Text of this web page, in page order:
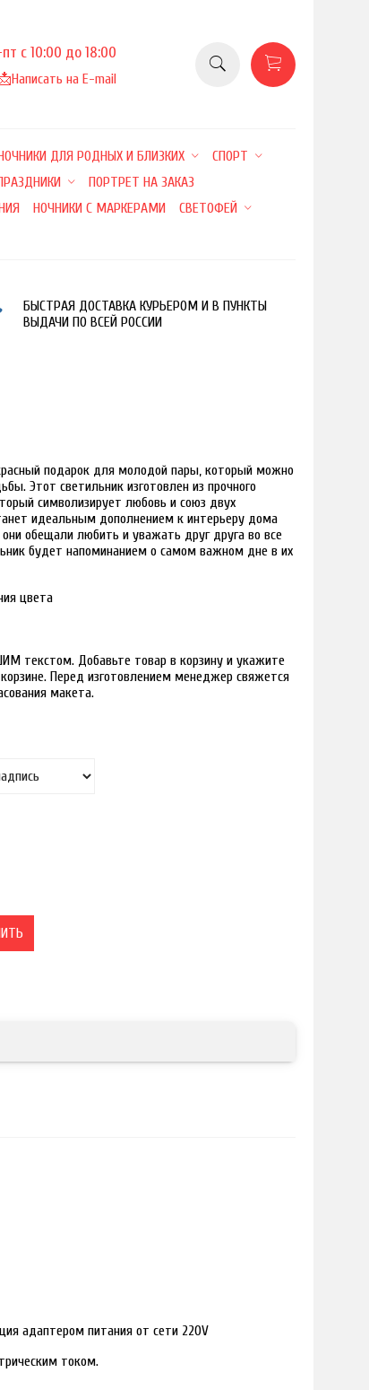
с 10:00 до 18:00
Написать на E-mail
ДЛЯ РОДНЫХ И БЛИЗКИХ
СПОРТ
ПОРТРЕТ НА ЗАКАЗ
НОЧНИКИ С МАРКЕРАМИ
СВЕТОФЕЙ
БЫСТРАЯ ДОСТАВКА КУРЬЕРОМ И В ПУНКТЫ
ВЫДАЧИ ПО ВСЕЙ РОССИИ
подарок для молодой пары, который можно
Этот светильник изготовлен из прочного
символизирует любовь и союз двух
идеальным дополнением к интерьеру дома
обещали любить и уважать друг друга во все
будет напоминанием о самом важном дне в их
цвета
текстом. Добавьте товар в корзину и укажите
Перед изготовлением менеджер свяжется
макета.
адаптером питания от сети 220V
током.